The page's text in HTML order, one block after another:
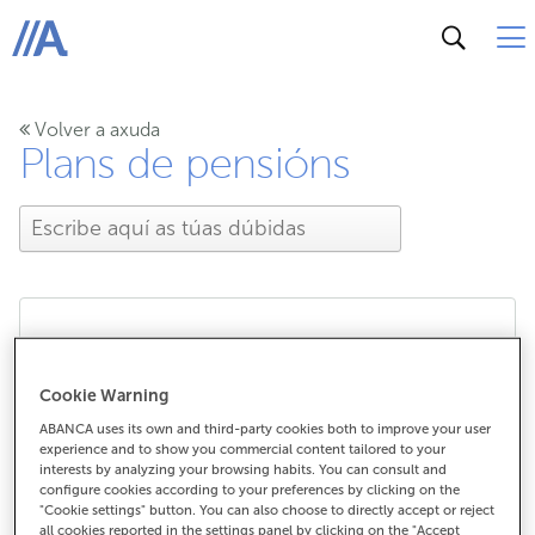
ABANCA
Volver a axuda
Plans de pensións
cobrar o plan de
pensións?
Cookie Warning
ABANCA uses its own and third-party cookies both to improve your user
experience and to show you commercial content tailored to your
interests by analyzing your browsing habits. You can consult and
configure cookies according to your preferences by clicking on the
"Cookie settings" button. You can also choose to directly accept or reject
all cookies reported in the settings panel by clicking on the "Accept